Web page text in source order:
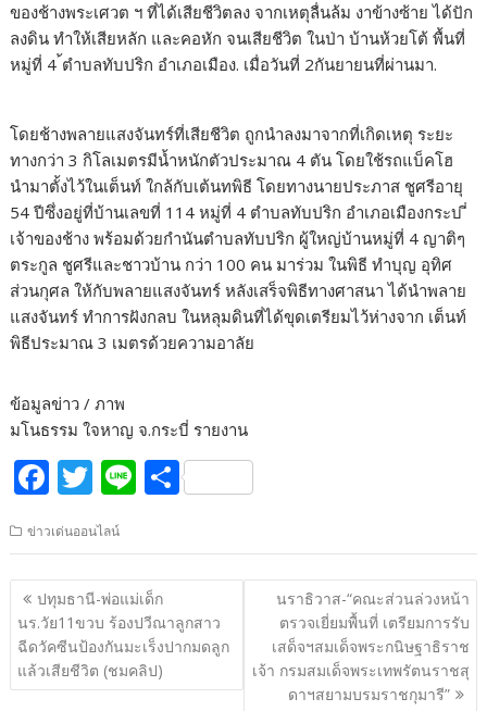
ของช้างพระเศวต ฯ ที่ได้เสียชีวิตลง จากเหตุลื่นล้ม งาข้างซ้าย ได้ปัก
ลงดิน ทำให้เสียหลัก และคอหัก จนเสียชีวิต ในป่า บ้านห้วยโต้ พื้นที่
หมู่ที่ 4 ้ตำบลทับปริก อำเภอเมือง. เมื่อวันที่ 2กันยายนที่ผ่านมา.
โดยช้างพลายแสงจันทร์ที่เสียชีวิต ถูกนำลงมาจากที่เกิดเหตุ ระยะ
ทางกว่า 3 กิโลเมตรมีน้ำหนักตัวประมาณ 4 ตัน โดยใช้รถแบ็คโฮ
นำมาตั้งไว้ในเต็นท์ ใกล้กับเต้นทพิธี โดยทางนายประภาส ชูศรีอายุ
54 ปีซึ่งอยู่ที่บ้านเลขที่ 114 หมู่ที่ 4 ตำบลทับปริก อำเภอเมืองกระบ ี่
เจ้าของช้าง พร้อมด้วยกำนันตำบลทับปริก ผู้ใหญ่บ้านหมู่ที่ 4 ญาติๆ
ตระกูล ชูศรีและชาวบ้าน กว่า 100 คน มาร่วม ในพิธี ทำบุญ อุทิศ
ส่วนกุศล ให้กับพลายแสงจันทร์ หลังเสร็จพิธีทางศาสนา ได้นำพลาย
แสงจันทร์ ทำการฝังกลบ ในหลุมดินที่ได้ขุดเตรียมไว้ห่างจาก เต็นท์
พิธีประมาณ 3 เมตรด้วยความอาลัย
ข้อมูลข่าว / ภาพ
มโนธรรม ใจหาญ จ.กระบี่ รายงาน
F
e
b
o
o
k
T
w
itt
er
Li
e
S
ar
e
ข่าวเด่นออนไลน์
แนะแนว
เรื่อง
ปทุมธานี-พ่อแม่เด็ก
นร.วัย11ขวบ ร้องปวีณาลูกสาว
ฉีดวัคซีนป้องกันมะเร็งปากมดลูก
แล้วเสียชีวิต (ชมคลิป)
นราธิวาส-“คณะส่วนล่วงหน้า
ตรวจเยี่ยมพื้นที่ เตรียมการรับ
เสด็จฯสมเด็จพระกนิษฐาธิราช
เจ้า กรมสมเด็จพระเทพรัตนราชสุ
ดาฯสยามบรมราชกุมารี”